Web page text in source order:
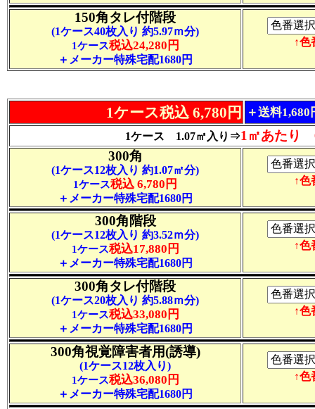
150角タレ付階段
(1ケース40枚入り 約5.97ｍ分)
1ケース税込24,280円
＋メーカー特殊宅配1680円
↑色
1ケース税込 6,780円 ＋送料
1ケース 1.07㎡入り⇒1㎡あたり
300角
(1ケース12枚入り 約1.07㎡分)
1ケース税込 6,780円
＋メーカー特殊宅配1680円
↑色
300角階段
(1ケース12枚入り 約3.52ｍ分)
1ケース税込17,880円
＋メーカー特殊宅配1680円
↑色
300角タレ付階段
(1ケース20枚入り 約5.88ｍ分)
1ケース税込33,080円
＋メーカー特殊宅配1680円
↑色
300角視覚障害者用(誘導)
(1ケース12枚入り)
1ケース税込36,080円
＋メーカー特殊宅配1680円
↑色